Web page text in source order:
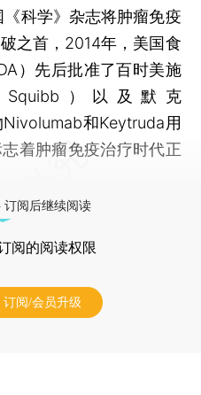
科学》杂志将肿瘤免疫
之首，2014年，美国食
）先后批准了百时美施
Squibb）以及默克
Nivolumab和Keytruda用
着肿瘤免疫治疗时代正
订阅后继续阅读
阅的阅读权限
订阅/会员升级